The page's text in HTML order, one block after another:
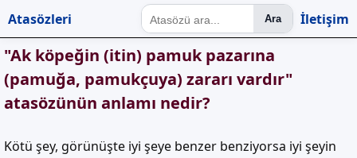
Atasözleri Ara İletişim
"Ak köpeğin (itin) pamuk pazarına
(pamuğa, pamukçuya) zararı vardır"
atasözünün anlamı nedir?
Kötü şey, görünüşte iyi şeye benzer benziyorsa iyi şeyin